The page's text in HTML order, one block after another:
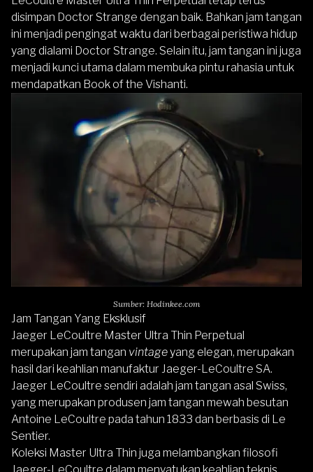
disimpan Doctor Strange dengan baik. Bahkan jam tangan
ini menjadi pengingat waktu dari berbagai peristiwa hidup
yang dialami Doctor Strange. Selain itu, jam tangan ini juga
menjadi kunci utama dalam membuka pintu rahasia untuk
mendapatkan Book of the Vishanti.
Sumber: Hodinkee.com
Jam Tangan Yang Eksklusif
Jaeger LeCoultre Master Ultra Thin Perpetual
merupakan jam tangan vintageyang elegan, merupakan
hasil dari keahlian manufaktur Jaeger-LeCoultre SA.
Jaeger LeCoultre sendiri adalah jam tangan asal Swiss,
yang merupakan produsen jam tangan mewah besutan
Antoine LeCoultre pada tahun 1833 dan berbasis di Le
Sentier.
Koleksi Master Ultra Thin juga melambangkan filosofi
Jaeger-LeCoultre dalam menyatukan keahlian teknis